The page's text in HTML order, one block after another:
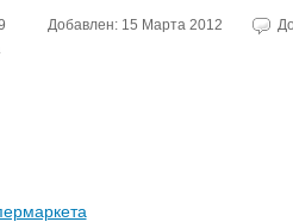
Добавлен: 15 Марта 2012